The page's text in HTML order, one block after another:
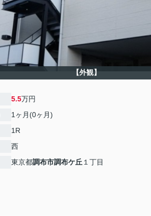
【外観】
5.5万円
1ヶ月(0ヶ月)
1R
西
東京都調布市調布ケ丘１丁目